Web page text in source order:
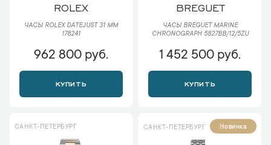
ROLEX
ЧАСЫ ROLEX DATEJUST 31 ММ
178241
962 800 руб.
КУПИТЬ
BREGUET
ЧАСЫ BREGUET MARINE
CHRONOGRAPH 5827BB/12/5ZU
1 452 500 руб.
КУПИТЬ
САНКТ-ПЕТЕРБУРГ САНКТ-ПЕТЕРБУРГ Новинка